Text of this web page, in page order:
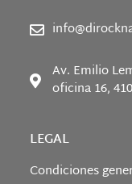
Av. Emilio
oficina 16,
LEGAL
Condiciones